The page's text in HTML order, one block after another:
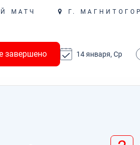
МАТЧ Г.
завершено 14 января, Ср